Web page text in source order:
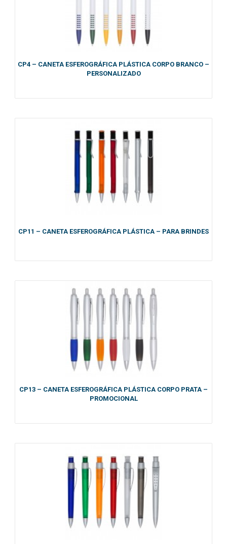
CP4 – CANETA ESFEROGRÁFICA PLÁSTICA CORPO BRANCO –
PERSONALIZADO
CP11 – CANETA ESFEROGRÁFICA PLÁSTICA – PARA BRINDES
CP13 – CANETA ESFEROGRÁFICA PLÁSTICA CORPO PRATA –
PROMOCIONAL